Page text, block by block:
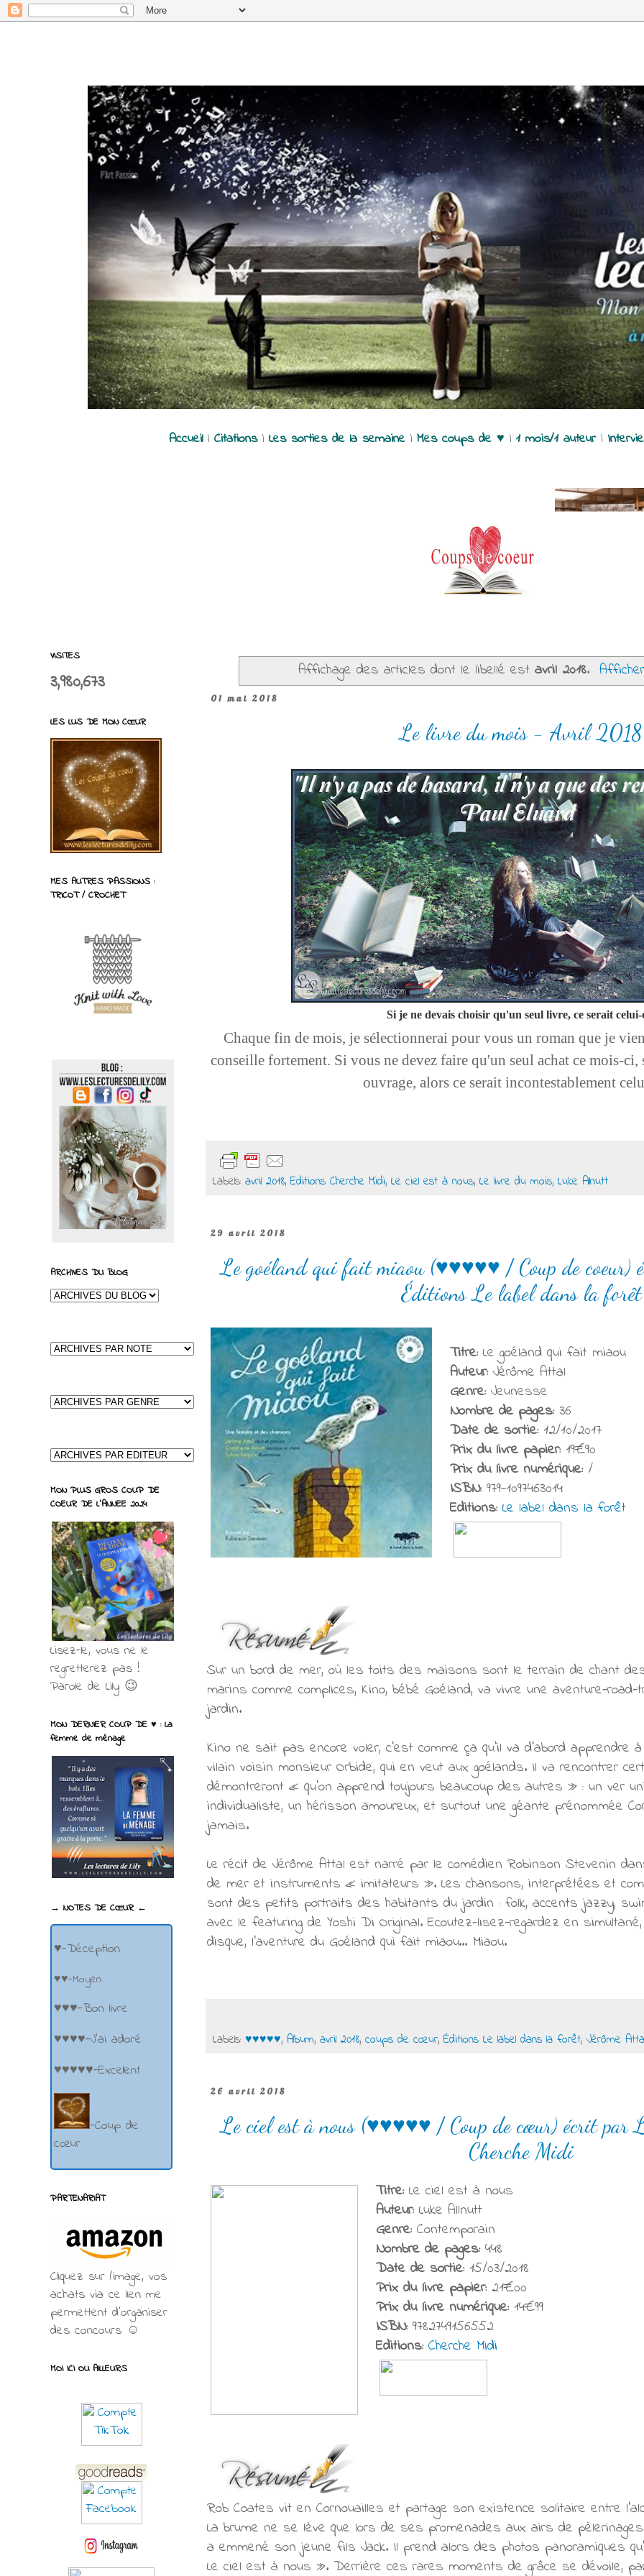
Accueil| Citations| Les sorties de la semaine| Mes coups de ♥ | 1 mois/1 auteur|
Affichage des articles dont le libellé est avril 2018.
01 mai 2018
Le livre du mois - Avril 2018
Si je ne devais choisir qu'un seul livre, ce serait celui-
Chaque fin de mois, je sélectionnerai pour vous un roman que je
conseille fortement. Si vous ne devez faire qu'un seul achat ce mois-
ouvrage, alors ce serait incontestablement
Labels: avril 2018, Editions Cherche Midi, Le ciel est à nous, Le livre du mois, Luke Allnutt
29 avril 2018
Le goéland qui fait miaou (♥♥♥♥♥ / Coup de coeur)
Éditions Le label dans la forêt
Titre: Le goéland qui fait miaou
Auteur: Jérôme Attal
Genre: Jeunesse
Nombre de pages: 36
Date de sortie: 12/10/2017
Prix du livre papier: 19€90
Prix du livre numérique: /
ISBN: 979-1097463014
Editions: Le label dans la forêt
Sur un bord de mer, où les toits des maisons sont le terrain de chant
marins comme complices, Kino, bébé Goéland, va vivre une aventure-
jardin.
Kino ne sait pas encore voler, c’est comme ça qu’il va d’abord
vilain voisin monsieur Orbide, qui en veut aux goélands. Il va rencontrer
démontreront « qu’on apprend toujours beaucoup des autres » : un ver
individualiste, un hérisson amoureux, et surtout une géante prénommée
jamais.
Le récit de Jérôme Attal est narré par le comédien Robinson Stevenin
de mer et instruments « imitateurs ». Les chansons, interprétées et
sont des petits portraits des habitants du jardin : folk, accents jazzy,
avec le featuring de Yoshi Di Original. Ecoutez-lisez-regardez en simultané,
disque, l’aventure du Goéland qui fait miaou… Miaou.
Labels: ♥♥♥♥♥, Album, avril 2018, coups de cœur, Éditions Le label dans la forêt, Jérôme
26 avril 2018
Le ciel est à nous (♥♥♥♥♥ / Coup de cœur) écrit
Cherche Midi
Titre: Le ciel est à nous
Auteur: Luke Allnutt
Genre: Contemporain
Nombre de pages: 448
Date de sortie: 15/03/2018
Prix du livre papier: 21€00
Prix du livre numérique: 14€99
ISBN: 9782749156552
Editions: Cherche Midi
Rob Coates vit en Cornouailles et partage son existence solitaire entre
La brume ne se lève que lors de ses promenades aux airs de
a emmené son jeune fils Jack. Il prend alors des photos panoramiques
Le ciel est à nous ». Derrière ces rares moments de grâce se dévoile,
VISITES
3,980,673
LES LUS DE MON CŒUR
MES AUTRES PASSIONS :
TRICOT / CROCHET
ARCHIVES DU BLOG
MON PLUS GROS COUP DE
COEUR DE L'ANNEE 2024
Lisez-le, vous ne le
regretterez pas !
Parole de Lily 😉
MON DERNIER COUP DE ♥ : La
femme de ménage
→ NOTES DE CŒUR ←
♥-Déception
♥♥-Moyen
♥♥♥-Bon livre
♥♥♥♥-J'ai adoré
♥♥♥♥♥-Excellent
-Coup de
cœur
PARTENARIAT
Cliquez sur l'image, vos
achats via ce lien me
permettent d’organiser
des concours ☺
MOI ICI OU AILLEURS